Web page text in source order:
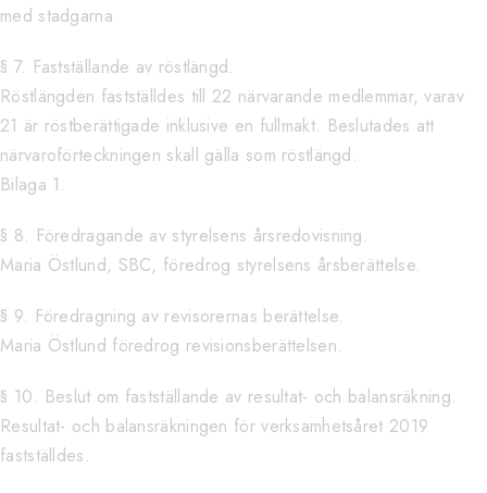
med stadgarna
§ 7. Fastställande av röstlängd.
Röstlängden fastställdes till 22 närvarande medlemmar, varav
21 är röstberättigade inklusive en fullmakt. Beslutades att
närvaroförteckningen skall gälla som röstlängd.
Bilaga 1.
§ 8. Föredragande av styrelsens årsredovisning.
Maria Östlund, SBC, föredrog styrelsens årsberättelse.
§ 9. Föredragning av revisorernas berättelse.
Maria Östlund föredrog revisionsberättelsen.
§ 10. Beslut om fastställande av resultat- och balansräkning.
Resultat- och balansräkningen för verksamhetsåret 2019
fastställdes.